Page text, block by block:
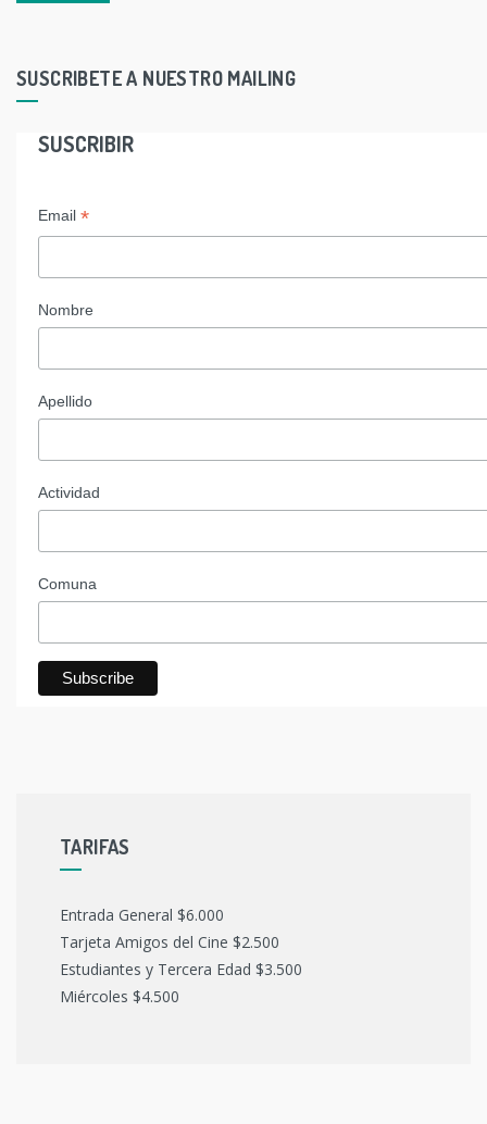
SUSCRIBETE A NUESTRO MAILING
SUSCRIBIR
Email *
Nombre
Apellido
Actividad
Comuna
TARIFAS
Entrada General $6.000
Tarjeta Amigos del Cine $2.500
Estudiantes y Tercera Edad $3.500
Miércoles $4.500